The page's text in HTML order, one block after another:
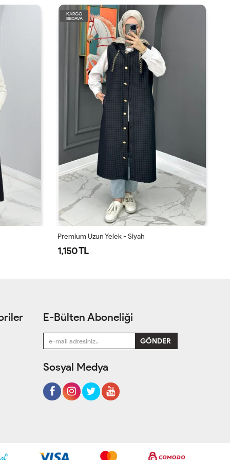
KARGO
BEDAVA
Yelek Kot Ilgaz Buz Mavisi
1,600 TL
E-Bülten Aboneliği
Sosyal Medya